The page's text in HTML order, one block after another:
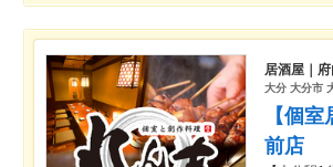
居酒屋｜
大分 大分市
【個
前店